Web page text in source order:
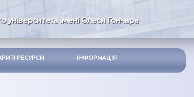
університета імені Олеся Гончара
РЕСУРСИ ІНФОРМАЦІЯ